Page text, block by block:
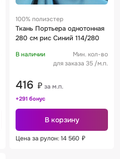
100% полиэстер
Ткань Портьера однотонная
280 см рис Синий 114/280
В наличии
Мин. кол-во
для заказа 35 /м.п.
416 ₽ за м.п.
+291 бонус
В корзину
Цена за рулон: 14 560 ₽